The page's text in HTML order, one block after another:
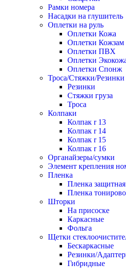
Рамки номера
Насадки на глушитель
Оплетки на руль
Оплетки Кожа
Оплетки Кожзам
Оплетки ПВХ
Оплетки
Оплетки Спонж
Троса/Стяжки/Резинки
Резинки
Стяжки груза
Троса
Колпаки
Колпак r 13
Колпак r 14
Колпак r 15
Колпак r 16
Органайзеры/сумки
Элемент крепления
Пленка
Пленка защитная
Пленка
Шторки
На присоске
Каркасные
Фольга
Щетки
Бескаркасные
Резинки/
Гибридные